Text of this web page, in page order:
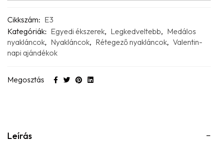
Cikkszám: E3
Kategóriák: Egyedi ékszerek, Legkedveltebb, Medálos
nyakláncok, Nyakláncok, Rétegező nyakláncok, Valentin-
napi ajándékok
Megosztás
Leírás